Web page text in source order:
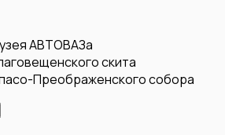
АВТОВАЗа
скита
Преображенского собора